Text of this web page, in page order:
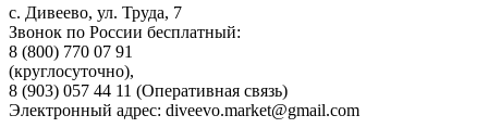
с. Дивеево, ул. Труда, 7
Звонок по России бесплатный:
8 (800) 770 07 91
(круглосуточно),
8 (903) 057 44 11 (Оперативная связь)
Электронный адрес: diveevo.market@gmail.com